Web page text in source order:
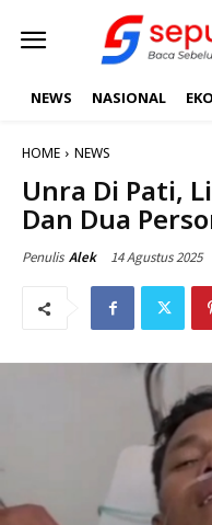
NEWS NASIONAL
HOME NEWS
Unra Di Pati,
Dan Dua
Penulis Alek 14 Agustus 2025